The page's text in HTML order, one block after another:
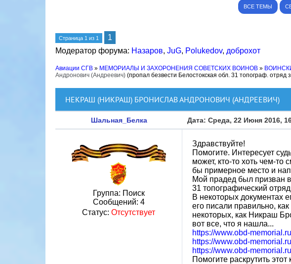
ВСЕ ТЕМЫ
Страница 1 из 1
1
Модератор форума: Назаров, JuG, Polukedov, доброхот
Авиации СГВ » МЕМОРИАЛЫ И ЗАХОРОНЕНИЯ СОВЕТСКИХ ВОИНОВ »
Андронович (Андреевич) (пропал безвести Белостокская обл. 31 топограф. отряд
НЕКРАШ (НИКРАШ) БРОНИСЛАВ АНДРОНОВИЧ (АНДРЕЕВИЧ)
Шальная_Белка Дата: Среда, 22 Июня 2016,
Группа: Поиск
Сообщений: 4
Статус: Отсутствует
Здравствуйте!
Помогите. Интересует
может, кто-то хоть чем-то
бы примерное место и
Мой прадед был призван
31 топографический
В некоторых документах
его писали правильно,
некоторых, как Никраш
вот все, что я нашла...
https://www.obd-
https://www.obd-
https://www.obd-
Помогите раскрутить этот